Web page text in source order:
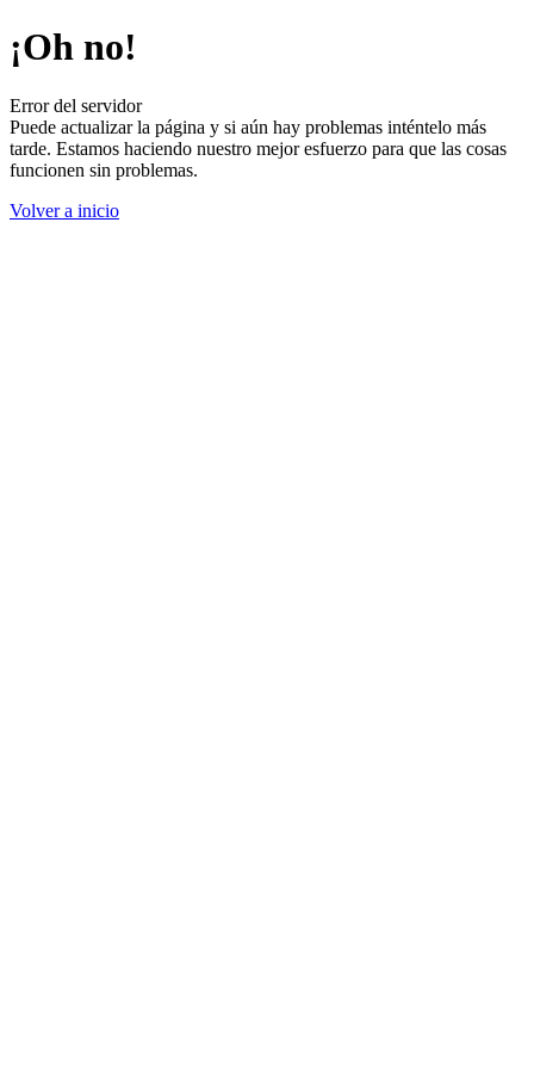
¡Oh no!
Error del servidor
Puede actualizar la página y si aún hay problemas inténtelo más
tarde. Estamos haciendo nuestro mejor esfuerzo para que las cosas
funcionen sin problemas.
Volver a inicio